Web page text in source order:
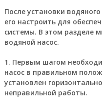
После установки
его настроить для
системы. В этом разделе
водяной насос.
1. Первым шагом
насос в правильном
установлен
неправильной работы.